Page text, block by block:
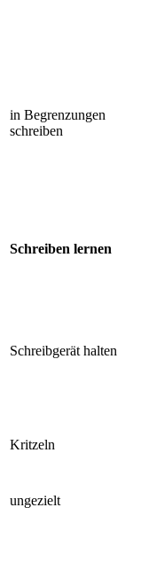
in Begrenzungen
schreiben
Schreiben lernen
Schreibgerät halten
Kritzeln
ungezielt